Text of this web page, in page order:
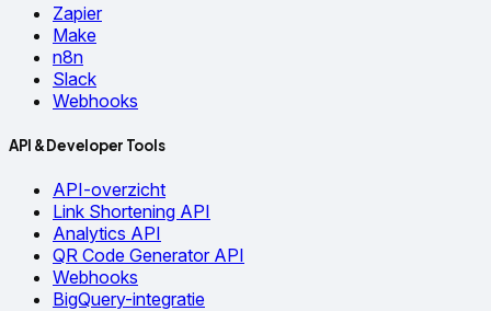
Zapier
Make
n8n
Slack
Webhooks
API & Developer Tools
API-overzicht
Link Shortening API
Analytics API
QR Code Generator API
Webhooks
BigQuery-integratie